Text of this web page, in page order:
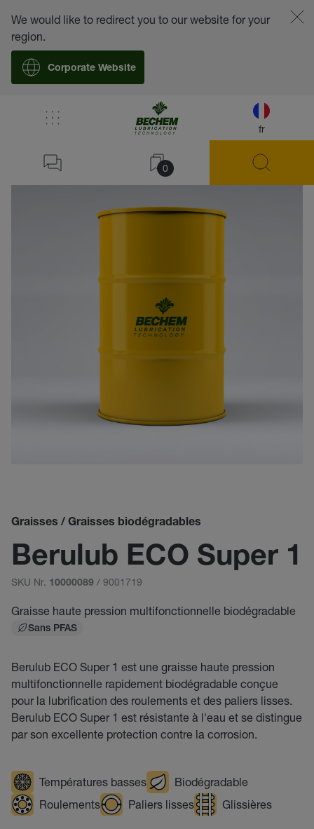
fr
0
We would like to redirect you to our website for your
region.
Corporate Website
Graisses / Graisses biodégradables
Berulub ECO Super 1
SKU Nr. 10000089 / 9001719
Graisse haute pression multifonctionnelle biodégradable
Sans PFAS
Berulub ECO Super 1 est une graisse haute pression
multifonctionnelle rapidement biodégradable conçue
pour la lubrification des roulements et des paliers lisses.
Berulub ECO Super 1 est résistante à l'eau et se distingue
par son excellente protection contre la corrosion.
Températures basses
Biodégradable
Roulements
Paliers lisses Glissières